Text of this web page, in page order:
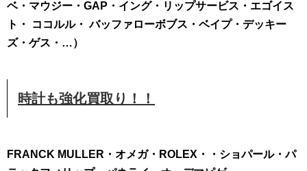
ベ・マウジー・GAP・イング・リップサービス・エゴイス
ト・ ココルル・ バッファローボブス・ベイプ・デッキー
ズ・ゲス・ …）
時計も強化買取り！！
FRANCK MULLER・オメガ・ROLEX・・ショパール・パ